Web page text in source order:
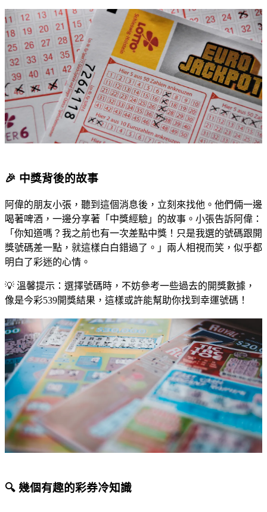
🎉 中獎背後的故事
阿偉的朋友小張，聽到這個消息後，立刻來找他。他們倆一邊
喝著啤酒，一邊分享著「中獎經驗」的故事。小張告訴阿偉：
「你知道嗎？我之前也有一次差點中獎！只是我選的號碼跟開
獎號碼差一點，就這樣白白錯過了。」兩人相視而笑，似乎都
明白了彩迷的心情。
💡 溫馨提示：選擇號碼時，不妨參考一些過去的開獎數據，
像是今彩539開獎結果，這樣或許能幫助你找到幸運號碼！
🔍 幾個有趣的彩券冷知識